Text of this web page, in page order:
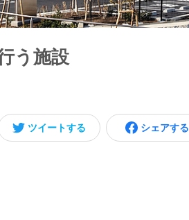
う施設
ツイートする シェアする